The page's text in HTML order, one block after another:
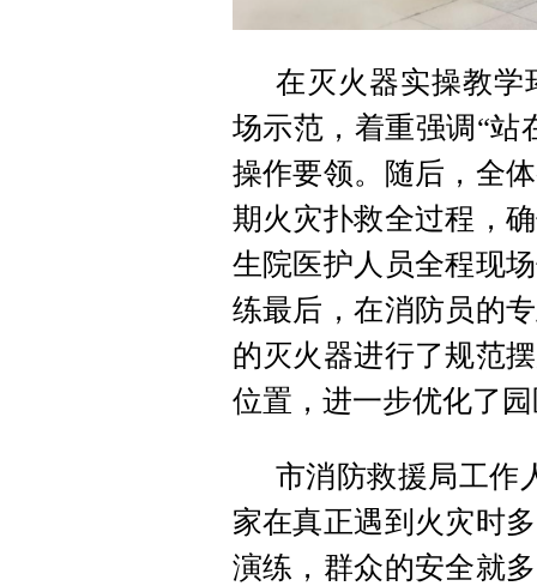
在灭火器实操教学
场示范，着重强调“站
操作要领。随后，全
期火灾扑救全过程，
生院医护人员全程现
练最后，在消防员的
的灭火器进行了规范
位置，进一步优化了
市消防救援局工作
家在真正遇到火灾时
演练，群众的安全就